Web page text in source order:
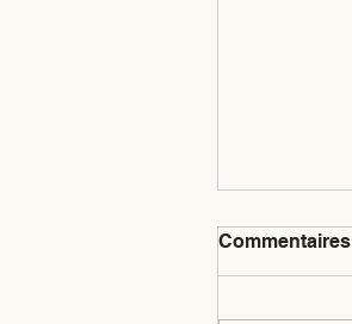
Commentaires